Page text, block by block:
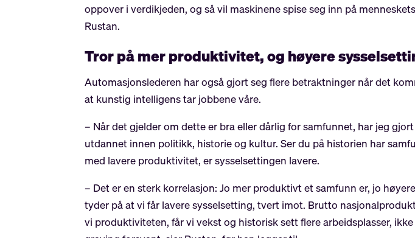
oppover i verdikjeden, og så vil maskinene spise seg inn på
Rustan.
Tror på mer produktivitet, og høyere
Automasjonslederen har også gjort seg flere betraktninger når det
at kunstig intelligens tar jobbene våre.
– Når det gjelder om dette er bra eller dårlig for samfunnet, har jeg
utdannet innen politikk, historie og kultur. Ser du på historien har
med lavere produktivitet, er sysselsettingen lavere.
– Det er en sterk korrelasjon: Jo mer produktivt et samfunn er, jo
tyder på at vi får lavere sysselsetting, tvert imot. Brutto
vi produktiviteten, får vi vekst og historisk sett flere arbeidsplasser,